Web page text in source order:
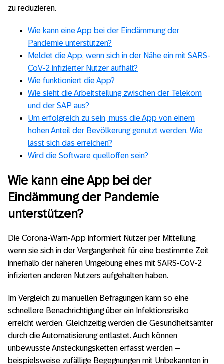
Corona-Warn-App: So wird sie aussehen
Corona-Warn-App Entwicklung: “Architektur
der App muss sich kontinuierlich anpassen”
Bund beauftragt SAP und Telekom mit
Corona-Warn-App
COVID-19: Die technische Grundlage der
Corona-Warn-App in Deutschland
Corona-Warn-App Entwicklung: “Publish
often and early”
Corona-Warn-App: Antworten auf häufig
gestellte Fragen
zu reduzieren.
Wie kann eine App bei der Eindämmung der
Pandemie unterstützen?
Meldet die App, wenn sich in der Nähe ein mit SARS-
CoV-2 infizierter Nutzer aufhält?
Wie funktioniert die App?
Wie sieht die Arbeitsteilung zwischen der Telekom
und der SAP aus?
Um erfolgreich zu sein, muss die App von einem
hohen Anteil der Bevölkerung genutzt werden. Wie
lässt sich das erreichen?
Wird die Software quelloffen sein?
Wie kann eine App bei der
Eindämmung der Pandemie
unterstützen?
Die Corona-Warn-App informiert Nutzer per Mitteilung,
wenn sie sich in der Vergangenheit für eine bestimmte Zeit
innerhalb der näheren Umgebung eines mit SARS-CoV-2
infizierten anderen Nutzers aufgehalten haben.
Im Vergleich zu manuellen Befragungen kann so eine
schnellere Benachrichtigung über ein Infektionsrisiko
erreicht werden. Gleichzeitig werden die Gesundheitsämter
durch die Automatisierung entlastet. Auch können
unbewusste Ansteckungsketten erfasst werden –
beispielsweise zufällige Begegnungen mit Unbekannten in